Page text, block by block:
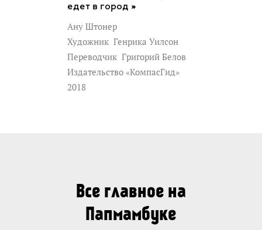
едет в город »
Ану Штонер
Художник Генрика Уилсон
Переводчик Григорий Белов
Издательство «КомпасГид»
2018
Все главное на
Папмамбуке